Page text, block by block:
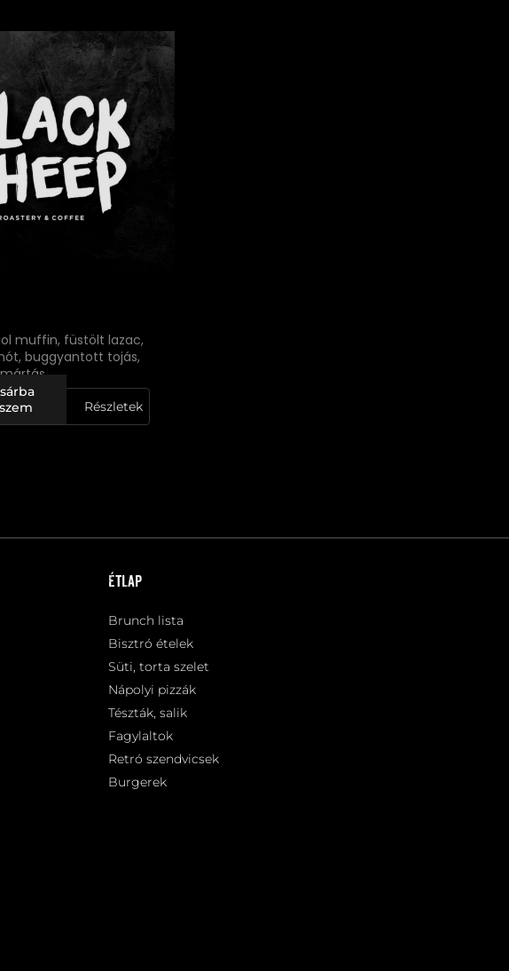
muffin, füstölt lazac,
buggyantott tojás,
Részletek
Étlap
Brunch lista
Bisztró ételek
Süti, torta szelet
Nápolyi pizzák
Tészták, salik
Fagylaltok
Retró szendvicsek
Burgerek